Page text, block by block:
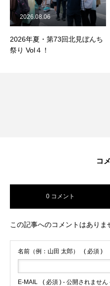
2026年夏・第73回北見ぼんち
祭り Vol４！
2026.08.06
コ
0 コメント
この記事へのコメントはありま
名前（例：山田 太郎） ( 必須 )
E-MAIL ( 必須 ) - 公開されません